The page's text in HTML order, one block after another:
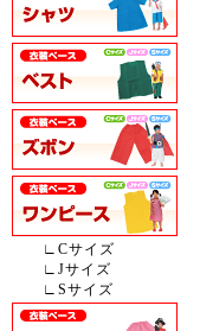
∟Cサイズ
∟Jサイズ
∟Sサイズ